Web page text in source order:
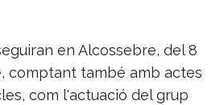
en Alcossebre, del 8
comptant també amb actes
com l'actuació del grup